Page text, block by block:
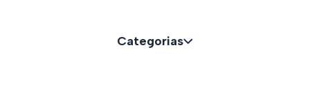
Categorias